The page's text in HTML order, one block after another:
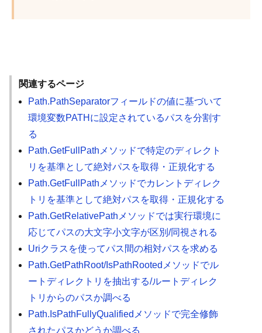
関連するページ
Path.PathSeparatorフィールドの値に基づいて
環境変数PATHに設定されているパスを分割す
る
Path.GetFullPathメソッドで特定のディレクト
リを基準として絶対パスを取得・正規化する
Path.GetFullPathメソッドでカレントディレク
トリを基準として絶対パスを取得・正規化する
Path.GetRelativePathメソッドでは実行環境に
応じてパスの大文字小文字が区別/同視される
Uriクラスを使ってパス間の相対パスを求める
Path.GetPathRoot/IsPathRootedメソッドでル
ートディレクトリを抽出する/ルートディレク
トリからのパスか調べる
Path.IsPathFullyQualifiedメソッドで完全修飾
されたパスかどうか調べる